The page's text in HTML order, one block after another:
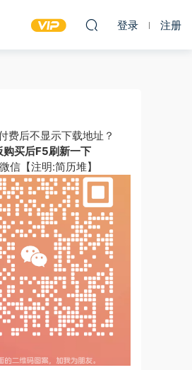
登录 注册
费后不显示下载地址？
购买后F5刷新一下
信【注明:简历堆】